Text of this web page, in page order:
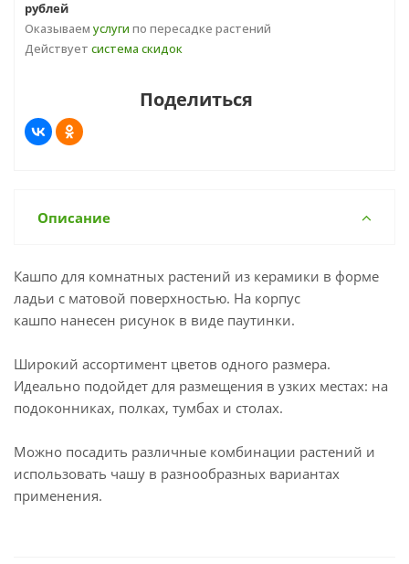
рублей
Оказываем услуги по пересадке растений
Действует система скидок
Поделиться
Описание
Кашпо для комнатных растений из керамики в форме
ладьи с матовой поверхностью. На корпус
кашпо нанесен рисунок в виде паутинки.
Широкий ассортимент цветов одного размера.
Идеально подойдет для размещения в узких местах: на
подоконниках, полках, тумбах и столах.
Можно посадить различные комбинации растений и
использовать чашу в разнообразных вариантах
применения.